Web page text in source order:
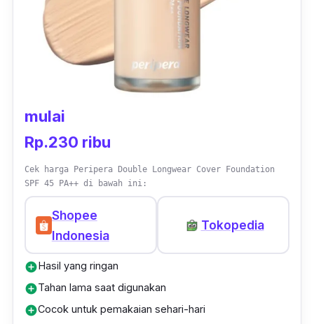
mulai
Rp.230 ribu
Cek harga Peripera Double Longwear Cover Foundation
SPF 45 PA++ di bawah ini:
Shopee
Indonesia
Tokopedia
add_circleHasil yang ringan
add_circleTahan lama saat digunakan
add_circleCocok untuk pemakaian sehari-hari